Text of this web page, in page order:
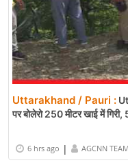
Uttarakhand / Pauri :
पर बोलेरो 250 मीटर खाई में गिरी,
6 hrs ago | AGCNN TEAM